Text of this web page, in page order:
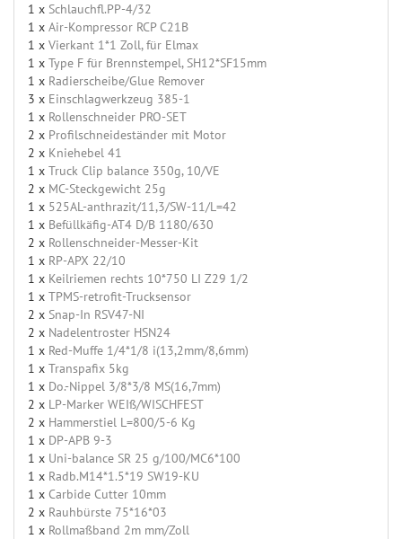
1 x Schlauchfl.PP-4/32
1 x Air-Kompressor RCP C21B
1 x Vierkant 1*1 Zoll, für Elmax
1 x Type F für Brennstempel, SH12*SF15mm
1 x Radierscheibe/Glue Remover
3 x Einschlagwerkzeug 385-1
1 x Rollenschneider PRO-SET
2 x Profilschneideständer mit Motor
2 x Kniehebel 41
1 x Truck Clip balance 350g, 10/VE
2 x MC-Steckgewicht 25g
1 x 525AL-anthrazit/11,3/SW-11/L=42
1 x Befüllkäfig-AT4 D/B 1180/630
2 x Rollenschneider-Messer-Kit
1 x RP-APX 22/10
1 x Keilriemen rechts 10*750 LI Z29 1/2
1 x TPMS-retrofit-Trucksensor
2 x Snap-In RSV47-NI
2 x Nadelentroster HSN24
1 x Red-Muffe 1/4*1/8 i(13,2mm/8,6mm)
1 x Transpafix 5kg
1 x Do.-Nippel 3/8*3/8 MS(16,7mm)
2 x LP-Marker WEIß/WISCHFEST
2 x Hammerstiel L=800/5-6 Kg
1 x DP-APB 9-3
1 x Uni-balance SR 25 g/100/MC6*100
1 x Radb.M14*1.5*19 SW19-KU
1 x Carbide Cutter 10mm
2 x Rauhbürste 75*16*03
1 x Rollmaßband 2m mm/Zoll